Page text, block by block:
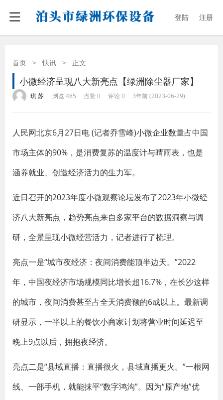
登陆 注册
首页 > 快讯 > 正文
小微经济呈现八大新亮点【绿洲除尘器厂家】
琪 苏 浏览 485 点赞 0 评论 0 3年前 (2023-06-29)
人民网北京6月27日电 (记者乔雪峰)小微企业数量占中国
市场主体的90%，是消费复苏的温度计与晴雨表，也是
涵养就业、创造经济活力的生力军。
近日召开的2023年度小微观察论坛发布了2023年小微经
济八大新亮点，趋势亮点来自多家平台的数据洞察与调
研，全景呈现小微经营活力，记者进行了梳理。
亮点一是“城市夜经济：夜间消费能顶半边天。”2022
年，中国夜经济市场规模同比增长超16.7%，在长沙这样
的城市，夜间消费甚至占全天消费额的6成以上。最新调
研显示，一半以上的餐饮小商家计划将营业时间延迟至
晚上9点以后，拥抱夜经济。
亮点二是“县域直播：直播很火，县域直播更火。”一根网
线、一部手机，就能抹平“数字鸿沟”。因为“原产地”优